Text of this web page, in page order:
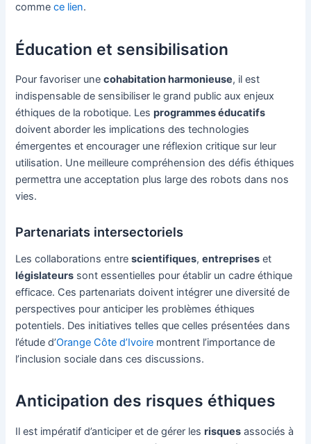
commece lien.
Éducation et sensibilisation
Pour favoriser unecohabitation harmonieuse, il est
indispensable de sensibiliser le grand public aux enjeux
éthiques de la robotique. Lesprogrammes éducatifs
doivent aborder les implications des technologies
émergentes et encourager une réflexion critique sur leur
utilisation. Une meilleure compréhension des défis éthiques
permettra une acceptation plus large des robots dans nos
vies.
Partenariats intersectoriels
Les collaborations entrescientifiques,entreprises et
législateurs sont essentielles pour établir un cadre éthique
efficace. Ces partenariats doivent intégrer une diversité de
perspectives pour anticiper les problèmes éthiques
potentiels. Des initiatives telles que celles présentées dans
l’étude d’Orange Côte d’Ivoire montrent l’importance de
l’inclusion sociale dans ces discussions.
Anticipation des risques éthiques
Il est impératif d’anticiper et de gérer lesrisques associés à